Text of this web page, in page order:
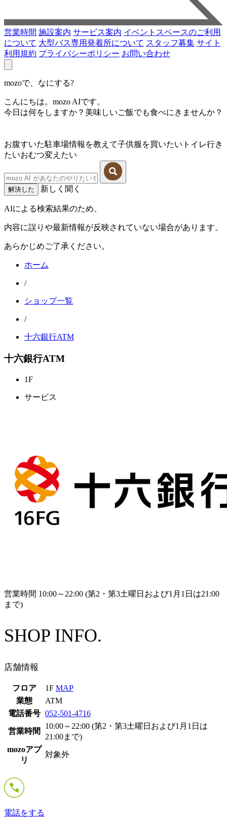
営業時間 施設案内 サービス案内 イベントスペースのご利用
について 大型バス専用発着所について スタッフ募集 サイト
利用規約 プライバシーポリシー お問い合わせ
mozoで、なにする?
こんにちは。mozo AIです。
今日は何をしますか？美味しいご飯でも食べにきませんか？
お腹すいた駐車場情報を教えて子供服を買いたい トイレ行き
たいおむつ変えたい
解決した 新しく聞く
AIによる検索結果のため、
内容に誤りや最新情報が反映されていない場合があります。
あらかじめご了承ください。
ホーム
/
ショップ一覧
/
十六銀行ATM
十六銀行ATM
1F
サービス
営業時間 10:00～22:00 (第2・第3土曜日および1月1日は21:00
まで)
SHOP INFO.
店舗情報
フロア 1F MAP
業態
ATM
電話番号 052-501-4716
営業時間
10:00～22:00 (第2・第3土曜日および1月1日は
21:00まで)
mozoアプ
リ
対象外
電話をする